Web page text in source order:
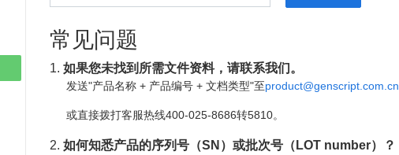
常见问题
1. 如果您未找到所需文件资料，请联系我们。
发送"产品名称 + 产品编号 + 文档类型"至product@genscript.com.cn
或直接拨打客服热线400-025-8686转5810。
2. 如何知悉产品的序列号（SN）或批次号（LOT number）？